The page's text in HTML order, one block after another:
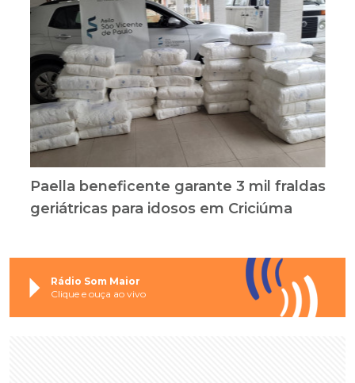
Paella beneficente garante 3 mil fraldas
geriátricas para idosos em Criciúma
Rádio Som Maior
Clique e ouça ao vivo